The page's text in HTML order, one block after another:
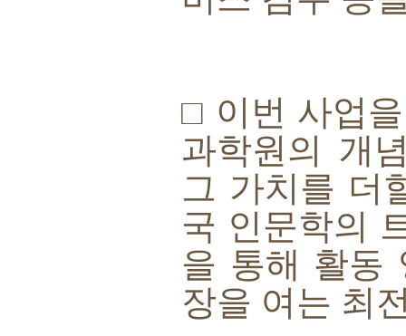
□ 이번 사업
과학원의 개
그 가치를 더
국 인문학의
을 통해 활동
장을 여는 최